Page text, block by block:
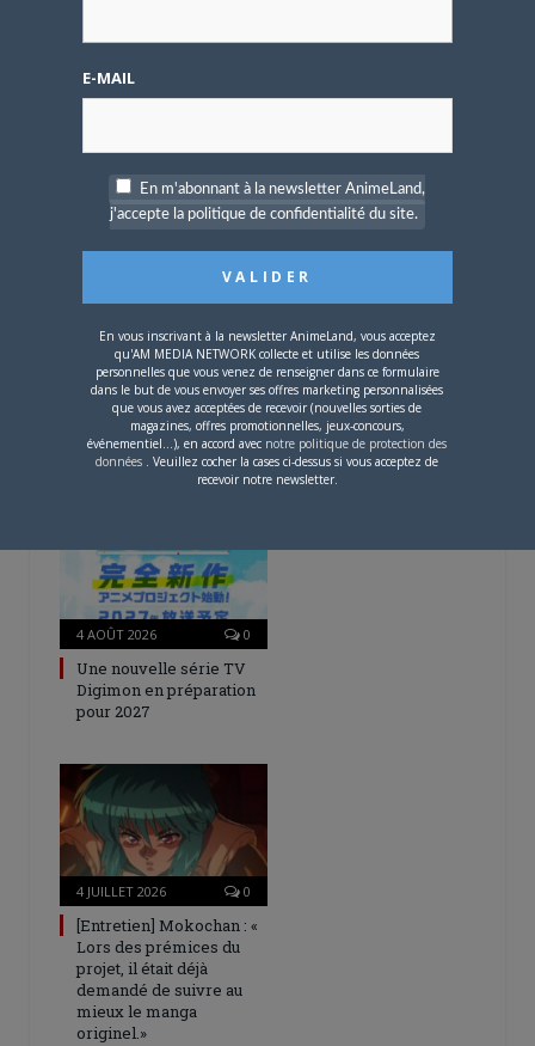
MATTHIEU PINON
ARTICLES LIÉS
5 AOÛT 2026 0
L’AnimeLand Hors-Série
– Spécial Posters est
disponible !
4 AOÛT 2026 0
Une nouvelle série TV
Digimon en préparation
pour 2027
4 JUILLET 2026 0
[Entretien] Mokochan : «
Lors des prémices du
projet, il était déjà
demandé de suivre au
mieux le manga
originel.»
E-MAIL
En m'abonnant à la newsletter AnimeLand,
j'accepte la politique de confidentialité du site.
En vous inscrivant à la newsletter AnimeLand, vous acceptez
qu'AM MEDIA NETWORK collecte et utilise les données
personnelles que vous venez de renseigner dans ce formulaire
dans le but de vous envoyer ses offres marketing personnalisées
que vous avez acceptées de recevoir (nouvelles sorties de
magazines, offres promotionnelles, jeux-concours,
événementiel...), en accord avec notre politique de protection des
données . Veuillez cocher la cases ci-dessus si vous acceptez de
recevoir notre newsletter.